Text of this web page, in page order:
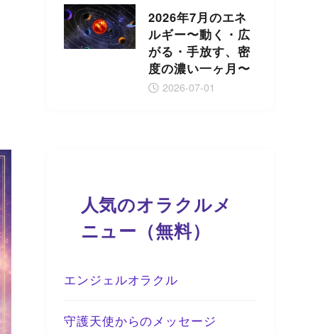
2026年7月のエネ
ルギー〜動く・広
がる・手放す、密
度の濃い一ヶ月〜
2026-07-01
人気のオラクルメ
ニュー（無料）
エンジェルオラクル
守護天使からのメッセージ